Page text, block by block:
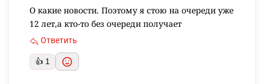
О какие новости. Поэтому я стою на очереди уже
12 лет,а кто-то без очереди получает
Ответить
👍 1